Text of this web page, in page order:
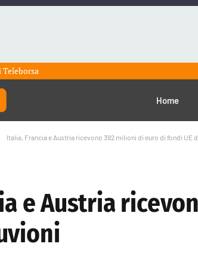
Teleborsa
Home
Italia, Francia e Austria ricevono 392 milioni di euro di fondi UE
e Austria